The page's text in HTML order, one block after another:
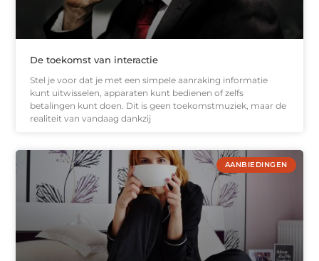
De toekomst van interactie
Stel je voor dat je met een simpele aanraking informatie
kunt uitwisselen, apparaten kunt bedienen of zelfs
betalingen kunt doen. Dit is geen toekomstmuziek, maar de
realiteit van vandaag dankzij
AANBIEDINGEN